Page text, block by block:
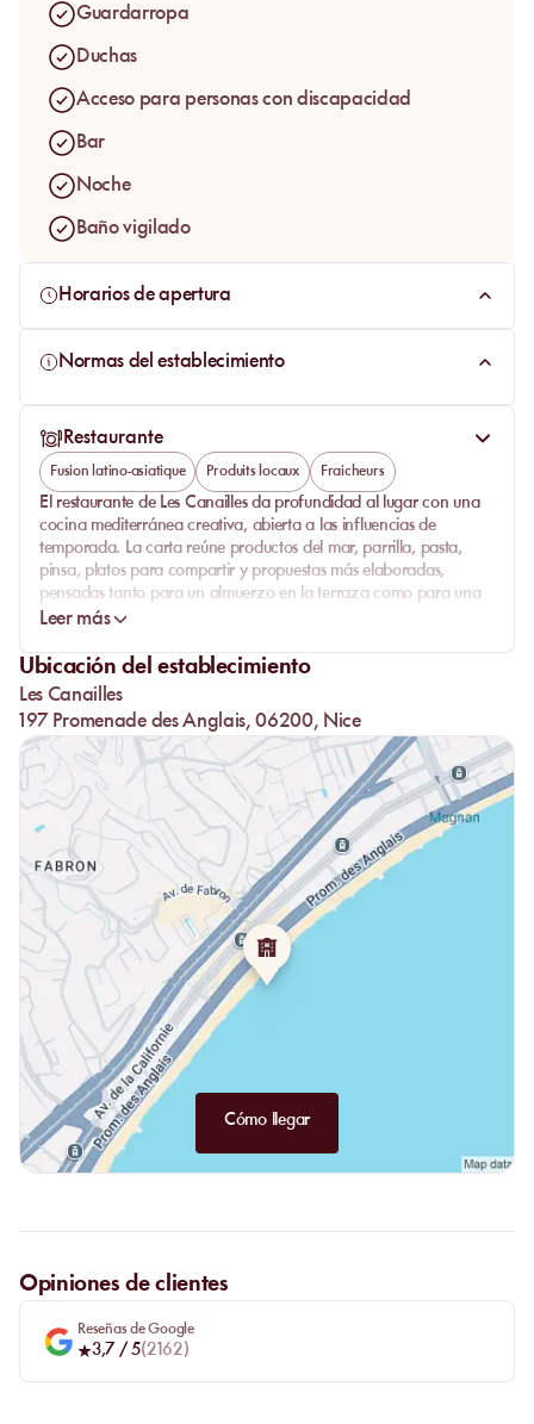
Guardarropa
Duchas
Acceso para personas con discapacidad
Bar
Noche
Baño vigilado
Horarios de apertura
Normas del establecimiento
Restaurante
Fusion latino-asiatique Produits locaux Fraicheurs
El restaurante de Les Canailles da profundidad al lugar con una
cocina mediterránea creativa, abierta a las influencias de
temporada. La carta reúne productos del mar, parrilla, pasta,
pinsa, platos para compartir y propuestas más elaboradas,
pensadas tanto para un almuerzo en la terraza como para una
cena frente al Mediterráneo.
Algunos platos aportan un toque más distintivo, como las gambas
al curry, coco y citronela o el bacalao en costra de pecana. El
bar prolonga esta identidad con cócteles pensados para la
playa, el aperitivo y el inicio de la noche. La cocina participa
plenamente en la atmósfera del lugar: generosa, mediterránea y
lo bastante inventiva como para que apetezca quedarse más
tiempo.
Leer más
Ubicación del establecimiento
Les Canailles
197 Promenade des Anglais, 06200, Nice
Cómo llegar
Opiniones de clientes
Reseñas de Google
3,7 / 5(2162)